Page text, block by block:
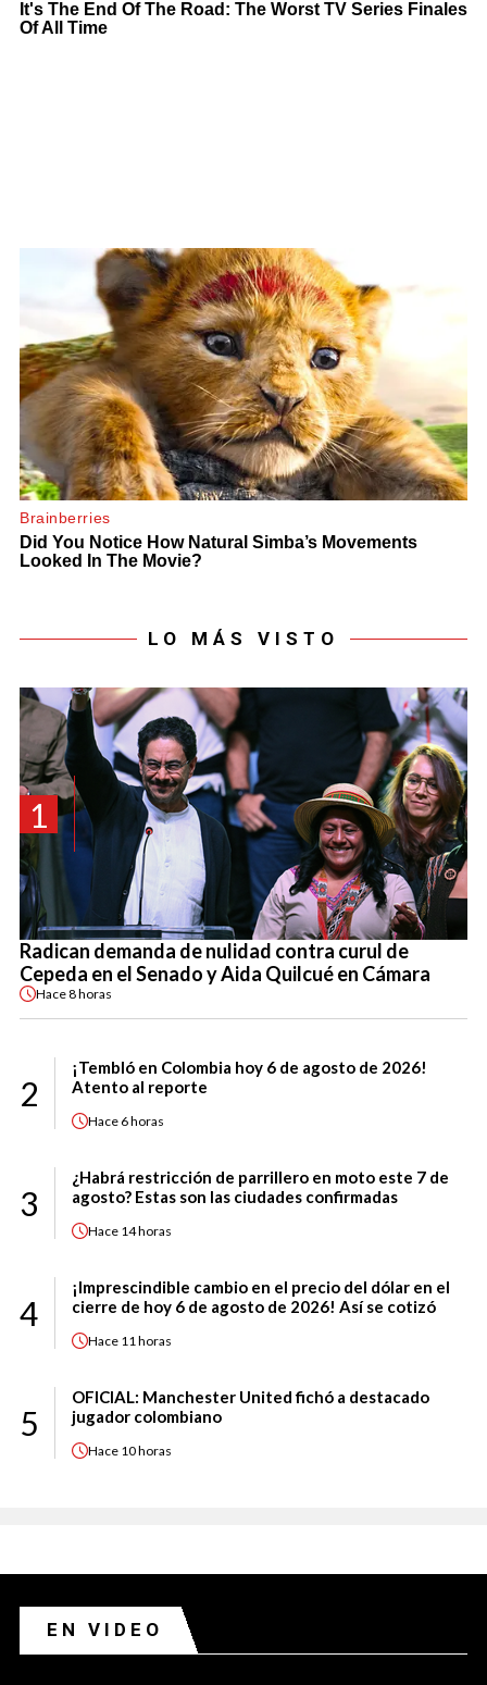
LO MÁS VISTO
1
Radican demanda de nulidad contra curul de
Cepeda en el Senado y Aida Quilcué en Cámara
Hace8 horas
2
¡Tembló en Colombia hoy 6 de agosto de 2026!
Atento al reporte
Hace 6 horas
3
¿Habrá restricción de parrillero en moto este 7 de
agosto? Estas son las ciudades confirmadas
Hace 14 horas
4
¡Imprescindible cambio en el precio del dólar en el
cierre de hoy 6 de agosto de 2026! Así se cotizó
Hace 11 horas
5
OFICIAL: Manchester United fichó a destacado
jugador colombiano
Hace 10 horas
EN VIDEO